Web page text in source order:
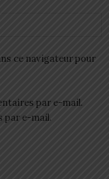
ce navigateur pour
par e-mail.
par e-mail.